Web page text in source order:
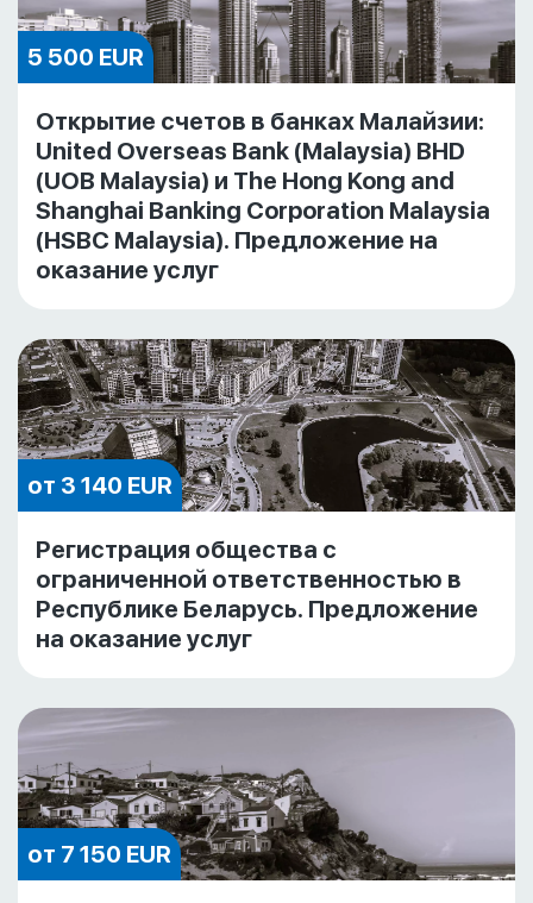
5 500 EUR
Открытие счетов в банках Малайзии:
United Overseas Bank (Malaysia) BHD
(UOB Malaysia) и The Hong Kong and
Shanghai Banking Corporation Malaysia
(HSBC Malaysia). Предложение на
оказание услуг
от 3 140 EUR
Регистрация общества с
ограниченной ответственностью в
Республике Беларусь. Предложение
на оказание услуг
от 7 150 EUR